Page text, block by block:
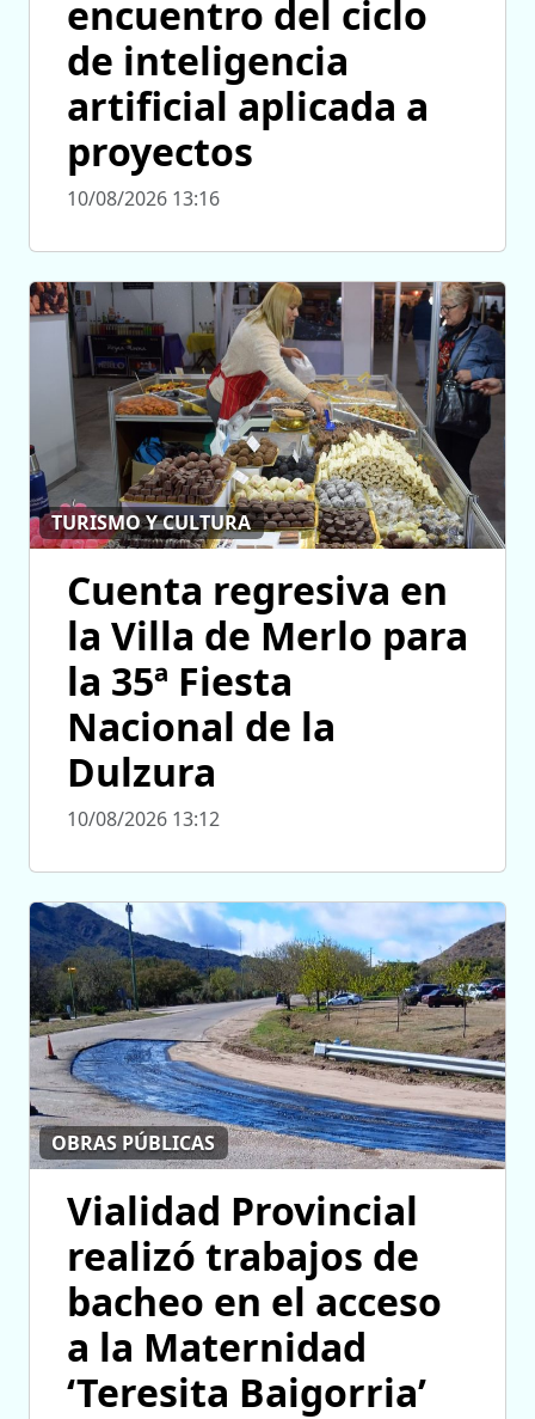
encuentro del ciclo
de inteligencia
artificial aplicada a
proyectos
10/08/2026 13:16
TURISMO Y CULTURA
Cuenta regresiva en
la Villa de Merlo para
la 35ª Fiesta
Nacional de la
Dulzura
10/08/2026 13:12
OBRAS PÚBLICAS
Vialidad Provincial
realizó trabajos de
bacheo en el acceso
a la Maternidad
‘Teresita Baigorria’